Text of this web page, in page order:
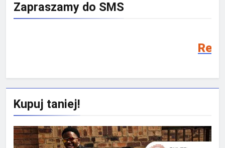
Zapraszamy do SMS
Rekrutacja SMS
Kupuj taniej!